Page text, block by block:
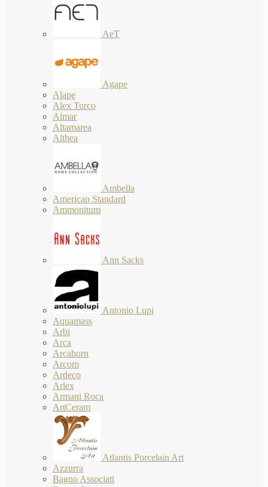
AeT
Agape
Alape
Alex Turco
Almar
Altamarea
Althea
Ambella
American Standard
Ammonitum
Ann Sacks
Antonio Lupi
Aquamass
Arbi
Arca
Arcahorn
Arcom
Ardeco
Arlex
Armani Roca
ArtCeram
Atlantis Porcelain Art
Azzurra
Bagno Associati